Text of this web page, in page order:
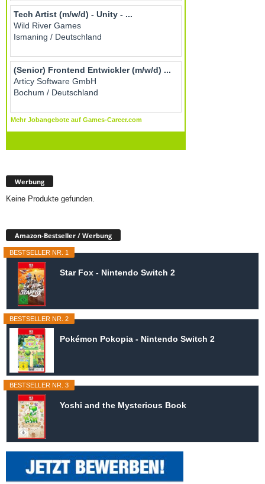
Werbung
Keine Produkte gefunden.
Amazon-Bestseller / Werbung
BESTSELLER NR. 1
Star Fox - Nintendo Switch 2
BESTSELLER NR. 2
Pokémon Pokopia - Nintendo Switch 2
BESTSELLER NR. 3
Yoshi and the Mysterious Book